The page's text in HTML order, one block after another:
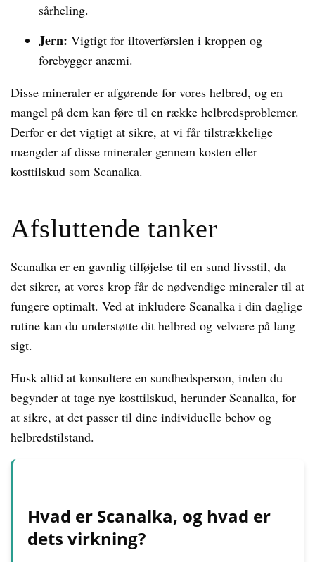
sårheling.
Jern: Vigtigt for iltoverførslen i kroppen og
forebygger anæmi.
Disse mineraler er afgørende for vores helbred, og en
mangel på dem kan føre til en række helbredsproblemer.
Derfor er det vigtigt at sikre, at vi får tilstrækkelige
mængder af disse mineraler gennem kosten eller
kosttilskud som Scanalka.
Afsluttende tanker
Scanalka er en gavnlig tilføjelse til en sund livsstil, da
det sikrer, at vores krop får de nødvendige mineraler til at
fungere optimalt. Ved at inkludere Scanalka i din daglige
rutine kan du understøtte dit helbred og velvære på lang
sigt.
Husk altid at konsultere en sundhedsperson, inden du
begynder at tage nye kosttilskud, herunder Scanalka, for
at sikre, at det passer til dine individuelle behov og
helbredstilstand.
Hvad er Scanalka, og hvad er
dets virkning?